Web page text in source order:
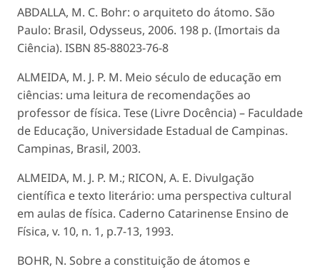
ABDALLA, M. C. Bohr: o arquiteto do átomo. São
Paulo: Brasil, Odysseus, 2006. 198 p. (Imortais da
Ciência). ISBN 85-88023-76-8
ALMEIDA, M. J. P. M. Meio século de educação em
ciências: uma leitura de recomendações ao
professor de física. Tese (Livre Docência) – Faculdade
de Educação, Universidade Estadual de Campinas.
Campinas, Brasil, 2003.
ALMEIDA, M. J. P. M.; RICON, A. E. Divulgação
científica e texto literário: uma perspectiva cultural
em aulas de física. Caderno Catarinense Ensino de
Física, v. 10, n. 1, p.7-13, 1993.
BOHR, N. Sobre a constituição de átomos e